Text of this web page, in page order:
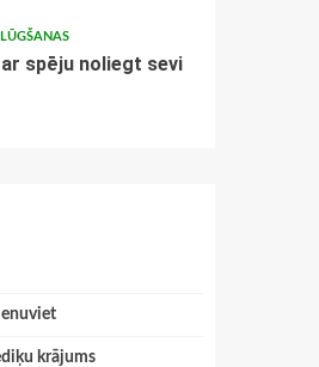
LŪGŠANAS
spēju noliegt sevi
krājums